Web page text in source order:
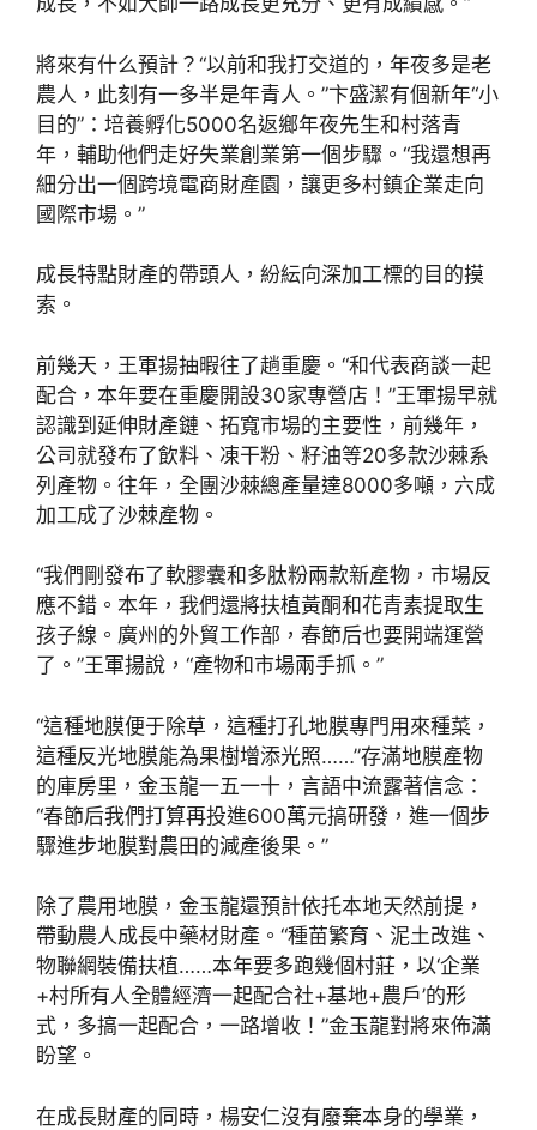
將來有什么預計？“以前和我打交道的，年夜多是老
農人，此刻有一多半是年青人。”卞盛潔有個新年“小
目的”：培養孵化5000名返鄉年夜先生和村落青
年，輔助他們走好失業創業第一個步驟。“我還想再
細分出一個跨境電商財產園，讓更多村鎮企業走向
國際市場。”
成長特點財產的帶頭人，紛紜向深加工標的目的摸
索。
前幾天，王軍揚抽暇往了趟重慶。“和代表商談一起
配合，本年要在重慶開設30家專營店！”王軍揚早就
認識到延伸財產鏈、拓寬市場的主要性，前幾年，
公司就發布了飲料、凍干粉、籽油等20多款沙棘系
列產物。往年，全團沙棘總產量達8000多噸，六成
加工成了沙棘產物。
“我們剛發布了軟膠囊和多肽粉兩款新產物，市場反
應不錯。本年，我們還將扶植黃酮和花青素提取生
孩子線。廣州的外貿工作部，春節后也要開端運營
了。”王軍揚說，“產物和市場兩手抓。”
“這種地膜便于除草，這種打孔地膜專門用來種菜，
這種反光地膜能為果樹增添光照……”存滿地膜產物
的庫房里，金玉龍一五一十，言語中流露著信念：
“春節后我們打算再投進600萬元搞研發，進一個步
驟進步地膜對農田的減產後果。”
除了農用地膜，金玉龍還預計依托本地天然前提，
帶動農人成長中藥材財產。“種苗繁育、泥土改進、
物聯網裝備扶植……本年要多跑幾個村莊，以‘企業
+村所有人全體經濟一起配合社+基地+農戶’的形
式，多搞一起配合，一路增收！”金玉龍對將來佈滿
盼望。
在成長財產的同時，楊安仁沒有廢棄本身的學業，